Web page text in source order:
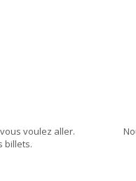
voulez aller.
billets.